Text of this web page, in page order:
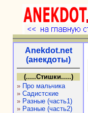
Anekdot.net
(анекдоты)
(.....Стишки.....)
» Про мальчика
» Садистские
» Разные (часть1)
» Разные (часть2)